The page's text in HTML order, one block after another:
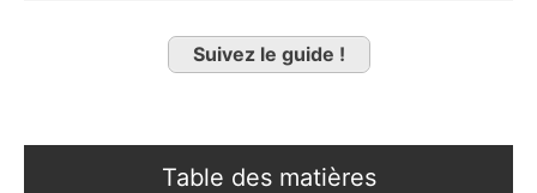
Suivez le guide !
Table des matières